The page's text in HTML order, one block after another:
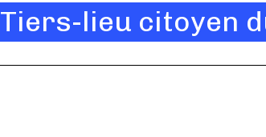
Tiers-lieu citoyen